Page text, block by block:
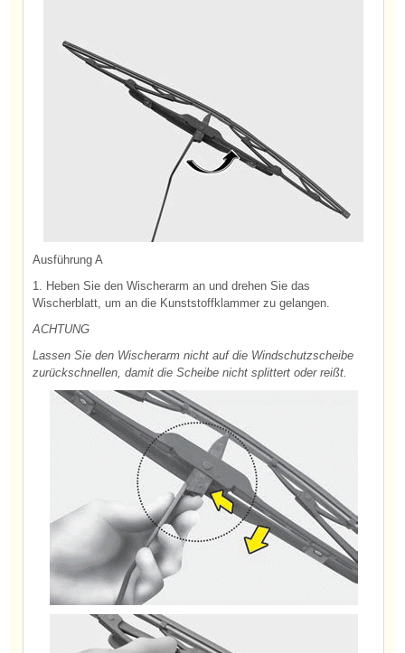
Ausführung A
1. Heben Sie den Wischerarm an und drehen Sie das
Wischerblatt, um an die Kunststoffklammer zu gelangen.
ACHTUNG
Lassen Sie den Wischerarm nicht auf die Windschutzscheibe
zurückschnellen, damit die Scheibe nicht splittert oder reißt.